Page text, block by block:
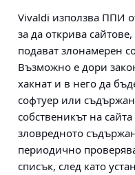
Vivaldi използва ППИ
за да открива
подават злонамерен
Възможно е дори
хакнат и в него да
софтуер или
собственикът на
зловредното
периодично
списък, след като